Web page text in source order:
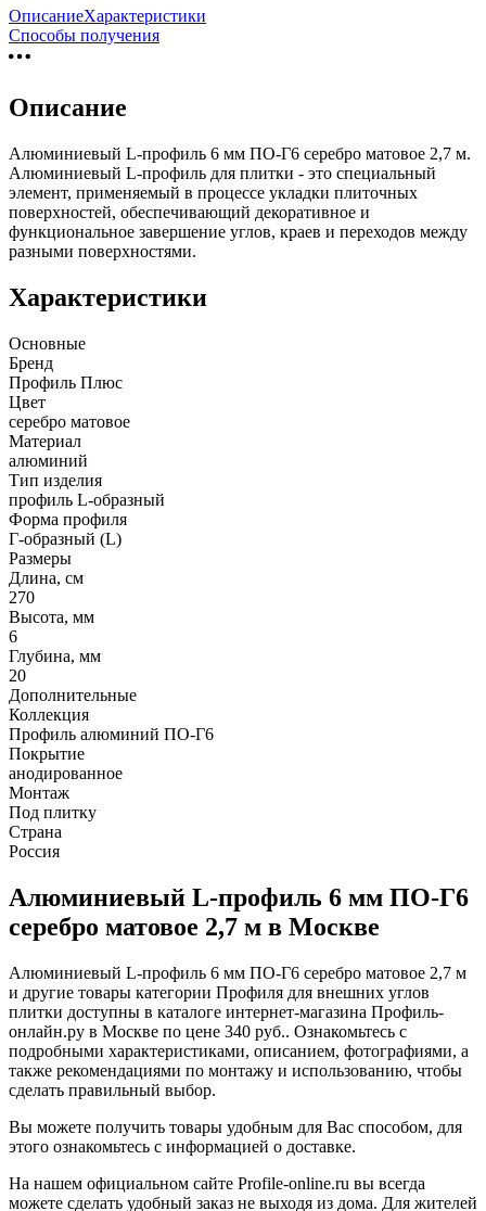
ОписаниеХарактеристики
Способы получения
Описание
Алюминиевый L-профиль 6 мм ПО-Г6 серебро матовое 2,7 м.
Алюминиевый L-профиль для плитки - это специальный
элемент, применяемый в процессе укладки плиточных
поверхностей, обеспечивающий декоративное и
функциональное завершение углов, краев и переходов между
разными поверхностями.
Характеристики
Основные
Бренд
Профиль Плюс
Цвет
серебро матовое
Материал
алюминий
Тип изделия
профиль L-образный
Форма профиля
Г-образный (L)
Размеры
Длина, см
270
Высота, мм
6
Глубина, мм
20
Дополнительные
Коллекция
Профиль алюминий ПО-Г6
Покрытие
анодированное
Монтаж
Под плитку
Страна
Россия
Алюминиевый L-профиль 6 мм ПО-Г6
серебро матовое 2,7 м в Москве
Алюминиевый L-профиль 6 мм ПО-Г6 серебро матовое 2,7 м
и другие товары категории Профиля для внешних углов
плитки доступны в каталоге интернет-магазина Профиль-
онлайн.ру в Москве по цене 340 руб.. Ознакомьтесь с
подробными характеристиками, описанием, фотографиями, а
также рекомендациями по монтажу и использованию, чтобы
сделать правильный выбор.
Вы можете получить товары удобным для Вас способом, для
этого ознакомьтесь с информацией о доставке.
На нашем официальном сайте Profile-online.ru вы всегда
можете сделать удобный заказ не выходя из дома. Для жителей